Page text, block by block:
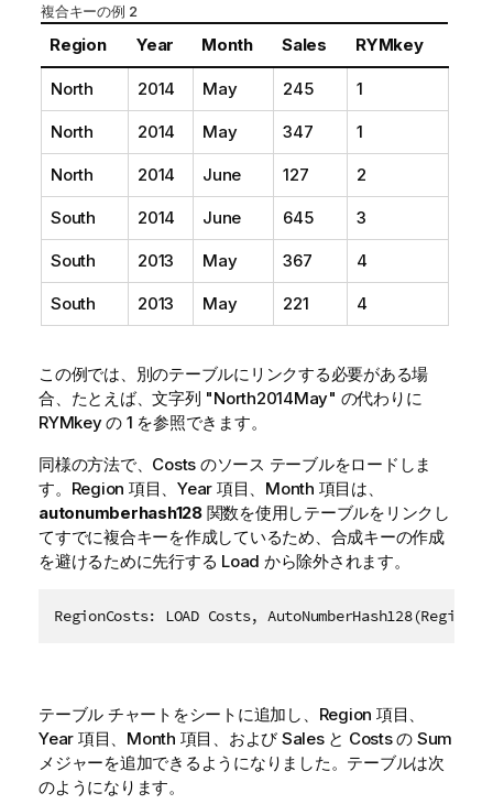
複合キーの例 2
Region Year Month Sales RYMkey
North 2014 May 245 1
North 2014 May 347 1
North 2014 June 127 2
South 2014 June 645 3
South 2013 May 367 4
South 2013 May 221 4
この例では、別のテーブルにリンクする必要がある場
合、たとえば、文字列 "North2014May" の代わりに
RYMkey の 1 を参照できます。
同様の方法で、Costs のソース テーブルをロードしま
す。 Region 項目、 Year 項目、 Month 項目は、
autonumberhash128関数を使用しテーブルをリンクし
てすでに複合キーを作成しているため、合成キーの作成
を避けるために先行する Load から除外されます。
テーブル チャートをシートに追加し、 Region 項目、
Year 項目、 Month 項目、および Sales と Costs の Sum
メジャーを追加できるようになりました。テーブルは次
のようになります。